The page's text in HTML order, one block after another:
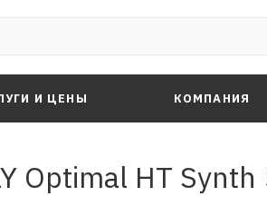
И ЦЕНЫ КОМПАНИЯ
Optimal HT